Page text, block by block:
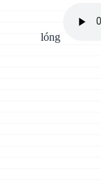
lóng